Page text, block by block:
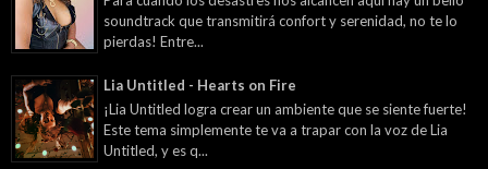
soundtrack que transmitirá confort y serenidad, no te lo
pierdas! Entre...
Lia Untitled - Hearts on Fire
¡Lia Untitled logra crear un ambiente que se siente fuerte!
Este tema simplemente te va a trapar con la voz de Lia
Untitled, y es q...